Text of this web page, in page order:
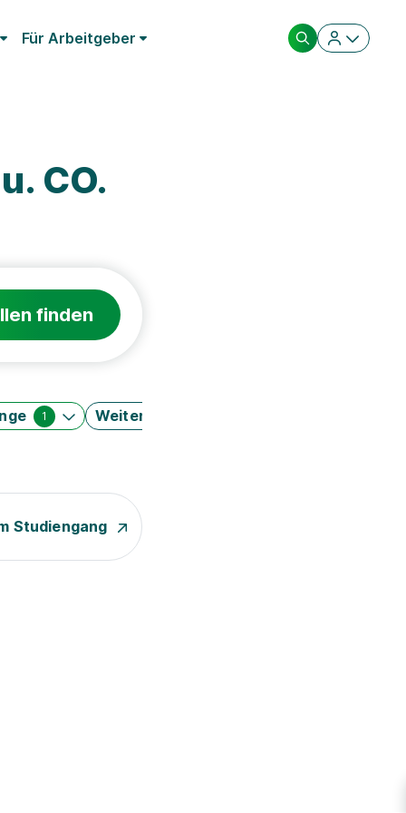
Für Arbeitgeber
CO.
finden
1 Weitere Filter
Studiengang